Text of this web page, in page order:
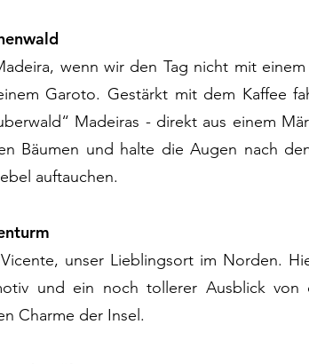
wenn wir den Tag nicht mit
Garoto. Gestärkt mit dem Kaffee
Madeiras - direkt aus einem
Bäumen und halte die Augen nach
auftauchen.
unser Lieblingsort im Norden.
und ein noch tollerer Ausblick
Charme der Insel.